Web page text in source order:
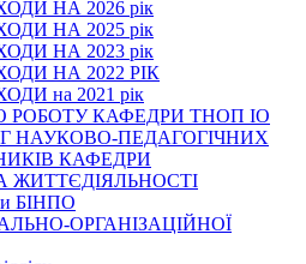
НА 2026 рік
НА 2025 рік
НА 2023 рік
НА 2022 РІК
на 2021 рік
РОБОТУ КАФЕДРИ ТНОП ІО
НАУКОВО-ПЕДАГОГІЧНИХ
КАФЕДРИ
ЖИТТЄДІЯЛЬНОСТІ
БІНПО
ОРГАНІЗАЦІЙНОЇ